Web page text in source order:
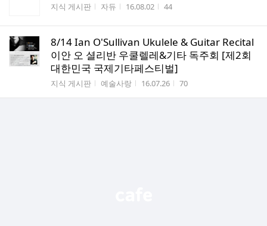
게시판명
지식 게시판 작성자
자듀 작성시간
16.08.02 조회수
44
8/14 Ian O'Sullivan Ukulele & Guitar Recital
이안 오 셜리반 우쿨렐레&기타 독주회 [제2회
대한민국 국제기타페스티벌]
게시판명
지식 게시판 작성자
예술사랑 작성시간
16.07.26 조회수
70